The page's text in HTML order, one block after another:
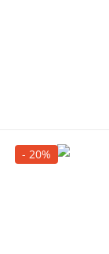
- 20%